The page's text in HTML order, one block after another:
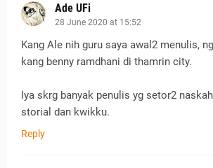
Ade UFi
28 June 2020 at 15:52
Kang Ale nih guru saya awal2 menulis,
kang benny ramdhani di thamrin city.
Iya skrg banyak penulis yg setor2
storial dan kwikku.
Reply